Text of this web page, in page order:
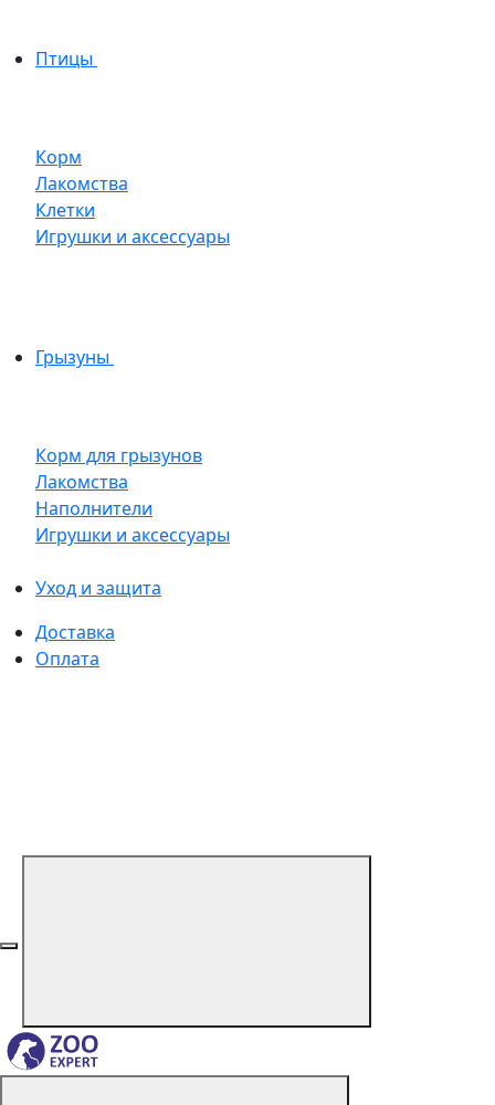
Птицы
Корм
Лакомства
Клетки
Игрушки и аксессуары
Грызуны
Корм для грызунов
Лакомства
Наполнители
Игрушки и аксессуары
Уход и защита
Доставка
Оплата